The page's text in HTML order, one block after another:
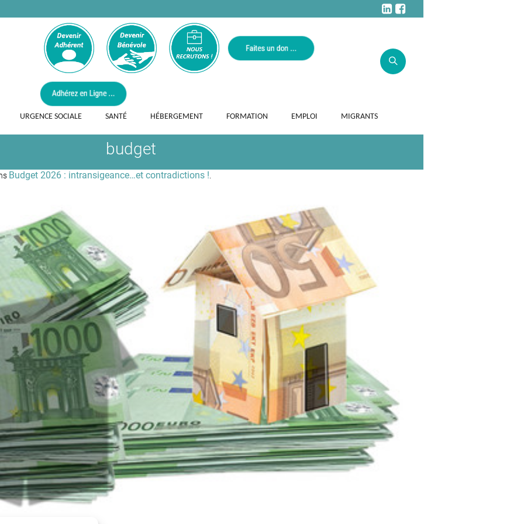
URGENCE SOCIALE SANTÉ HÉBERGEMENT FORMATION EMPLOI MIGRANTS
budget
Budget 2026 : intransigeance…et contradictions !